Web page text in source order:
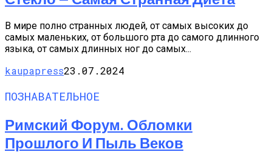
В мире полно странных людей, от самых высоких до
самых маленьких, от большого рта до самого длинного
языка, от самых длинных ног до самых...
kaupapress23.07.2024
ПОЗНАВАТЕЛЬНОЕ
Римский Форум. Обломки
Прошлого И Пыль Веков